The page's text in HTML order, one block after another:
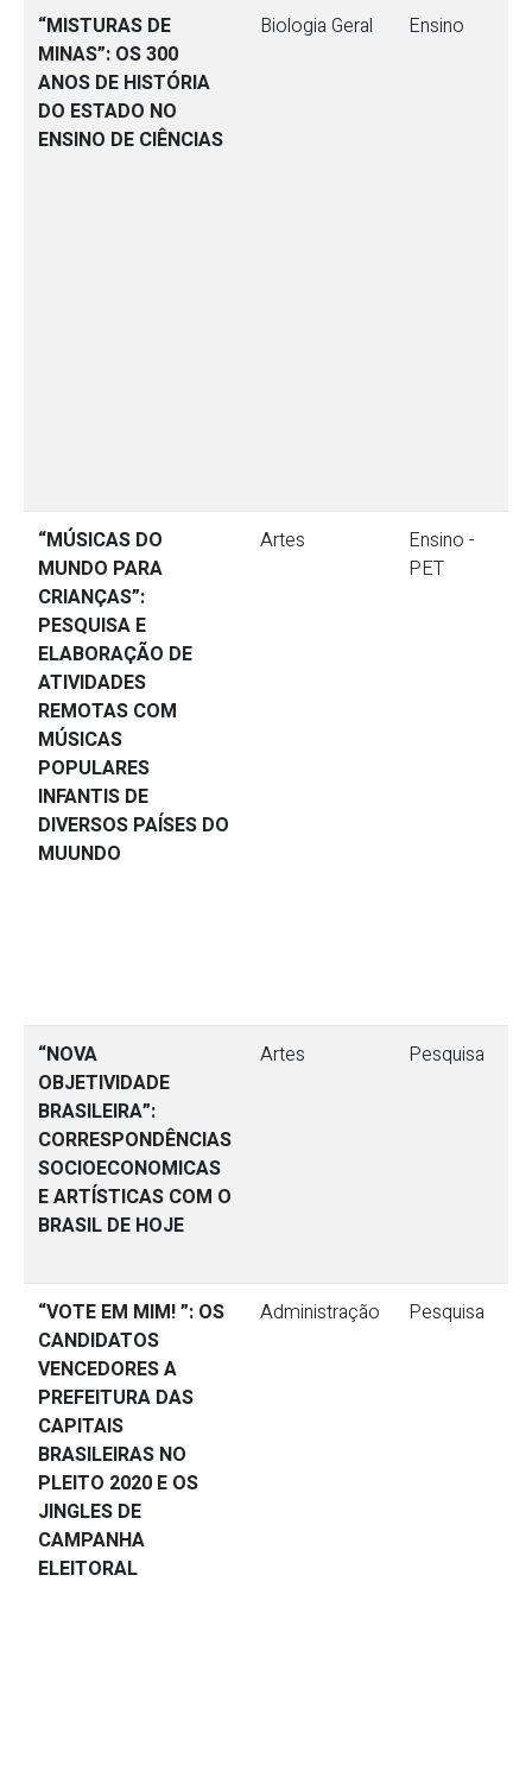
“MISTURAS DE
MINAS”: OS 300
ANOS DE HISTÓRIA
DO ESTADO NO
ENSINO DE CIÊNCIAS
Biologia Geral Ensino
“MÚSICAS DO
MUNDO PARA
CRIANÇAS”:
PESQUISA E
ELABORAÇÃO DE
ATIVIDADES
REMOTAS COM
MÚSICAS
POPULARES
INFANTIS DE
DIVERSOS PAÍSES DO
MUUNDO
Artes
Ensino -
PET
“NOVA
OBJETIVIDADE
BRASILEIRA”:
CORRESPONDÊNCIAS
SOCIOECONOMICAS
E ARTÍSTICAS COM O
BRASIL DE HOJE
Artes Pesquisa
“VOTE EM MIM! ”: OS
CANDIDATOS
VENCEDORES A
PREFEITURA DAS
CAPITAIS
BRASILEIRAS NO
PLEITO 2020 E OS
JINGLES DE
CAMPANHA
ELEITORAL
Administração Pesquisa